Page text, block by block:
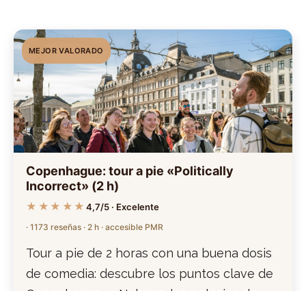
MEJOR VALORADO
Copenhague: tour a pie «Politically
Incorrect» (2 h)
★★★★★ 4,7/5 · Excelente
· 1173 reseñas · 2 h · accesible PMR
Tour a pie de 2 horas con una buena dosis
de comedia: descubre los puntos clave de